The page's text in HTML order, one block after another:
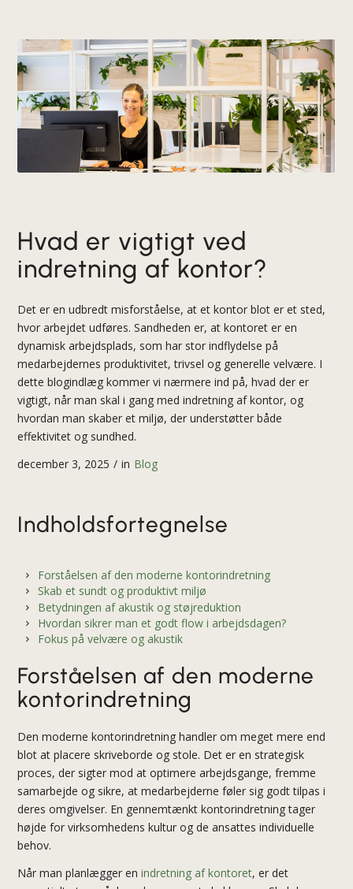
Hvad er vigtigt ved
indretning af kontor?
Det er en udbredt misforståelse, at et kontor blot er et sted,
hvor arbejdet udføres. Sandheden er, at kontoret er en
dynamisk arbejdsplads, som har stor indflydelse på
medarbejdernes produktivitet, trivsel og generelle velvære. I
dette blogindlæg kommer vi nærmere ind på, hvad der er
vigtigt, når man skal i gang medindretning af kontor, og
hvordan man skaber et miljø, der understøtter både
effektivitet og sundhed.
december 3, 2025 / in Blog
Indholdsfortegnelse
Forståelsen af den moderne kontorindretning
Skab et sundt og produktivt miljø
Betydningen af akustik og støjreduktion
Hvordan sikrer man et godt flow i arbejdsdagen?
Fokus på velvære og akustik
Forståelsen af den moderne
kontorindretning
Den moderne kontorindretning handler om meget mere end
blot at placere skriveborde og stole. Det er en strategisk
proces, der sigter mod at optimere arbejdsgange, fremme
samarbejde og sikre, at medarbejderne føler sig godt tilpas i
deres omgivelser. En gennemtænktkontorindretningtager
højde for virksomhedens kultur og de ansattes individuelle
behov.
Når man planlægger enindretning af kontoret, er det